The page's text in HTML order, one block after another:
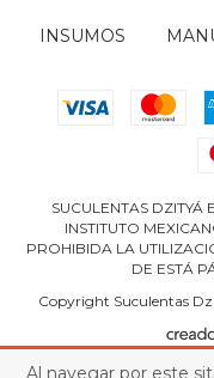
Al navegar por este
INSUMOS
SUCULENTAS DZITYÁ
INSTITUTO
PROHIBIDA LA
DE ESTÁ
Copyright Suculentas